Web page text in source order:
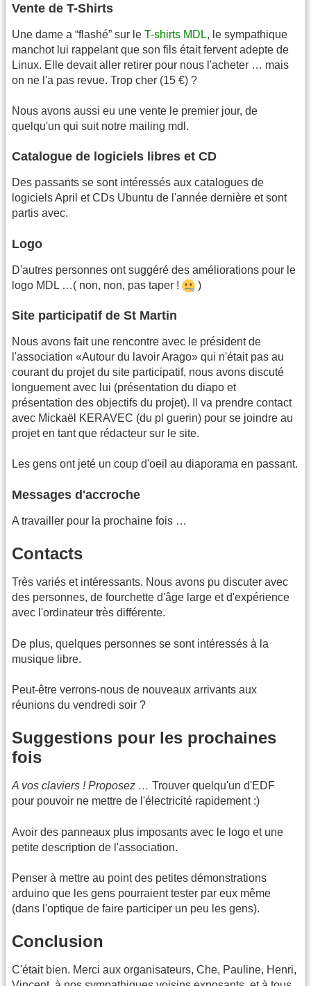
Vente de T-Shirts
Une dame a “flashé” sur le T-shirts MDL, le sympathique
manchot lui rappelant que son fils était fervent adepte de
Linux. Elle devait aller retirer pour nous l'acheter … mais
on ne l'a pas revue. Trop cher (15 €) ?
Nous avons aussi eu une vente le premier jour, de
quelqu'un qui suit notre mailing mdl.
Catalogue de logiciels libres et CD
Des passants se sont intéressés aux catalogues de
logiciels April et CDs Ubuntu de l'année dernière et sont
partis avec.
Logo
D'autres personnes ont suggéré des améliorations pour le
logo MDL …( non, non, pas taper !
)
Site participatif de St Martin
Nous avons fait une rencontre avec le président de
l'association «Autour du lavoir Arago» qui n'était pas au
courant du projet du site participatif, nous avons discuté
longuement avec lui (présentation du diapo et
présentation des objectifs du projet). Il va prendre contact
avec Mickaël KERAVEC (du pl guerin) pour se joindre au
projet en tant que rédacteur sur le site.
Les gens ont jeté un coup d'oeil au diaporama en passant.
Messages d'accroche
A travailler pour la prochaine fois …
Contacts
Très variés et intéressants. Nous avons pu discuter avec
des personnes, de fourchette d'âge large et d'expérience
avec l'ordinateur très différente.
De plus, quelques personnes se sont intéressés à la
musique libre.
Peut-être verrons-nous de nouveaux arrivants aux
réunions du vendredi soir ?
Suggestions pour les prochaines
fois
A vos claviers ! Proposez … Trouver quelqu'un d'EDF
pour pouvoir ne mettre de l'électricité rapidement :)
Avoir des panneaux plus imposants avec le logo et une
petite description de l'association.
Penser à mettre au point des petites démonstrations
arduino que les gens pourraient tester par eux même
(dans l'optique de faire participer un peu les gens).
Conclusion
C'était bien. Merci aux organisateurs, Che, Pauline, Henri,